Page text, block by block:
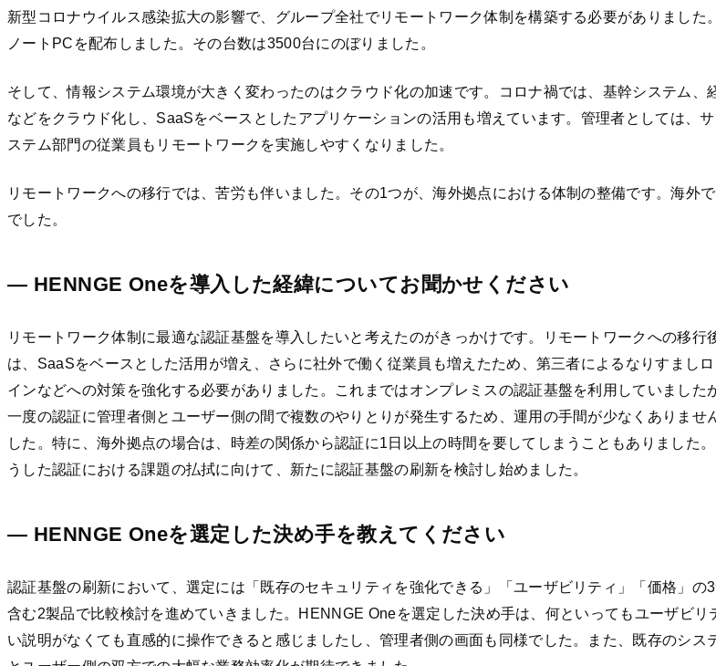
新型コロナウイルス感染拡大の影響で、グループ全社でリモートワーク体制を構築する必要がありまし
ノートPCを配布しました。その台数は3500台にのぼりました。
そして、情報システム環境が大きく変わったのはクラウド化の加速です。コロナ禍では、基幹システム
などをクラウド化し、SaaSをベースとしたアプリケーションの活用も増えています。管理者としては、
ステム部門の従業員もリモートワークを実施しやすくなりました。
リモートワークへの移行では、苦労も伴いました。その1つが、海外拠点における体制の整備です。海外
でした。
— HENNGE Oneを導入した経緯についてお聞かせください
リモートワーク体制に最適な認証基盤を導入したいと考えたのがきっかけです。リモートワークへの移行
は、SaaSをベースとした活用が増え、さらに社外で働く従業員も増えたため、第三者によるなりすまし
インなどへの対策を強化する必要がありました。これまではオンプレミスの認証基盤を利用していました
一度の認証に管理者側とユーザー側の間で複数のやりとりが発生するため、運用の手間が少なくありませ
した。特に、海外拠点の場合は、時差の関係から認証に1日以上の時間を要してしまうこともありました。
うした認証における課題の払拭に向けて、新たに認証基盤の刷新を検討し始めました。
— HENNGE Oneを選定した決め手を教えてください
認証基盤の刷新において、選定には「既存のセキュリティを強化できる」「ユーザビリティ」「価格」
含む2製品で比較検討を進めていきました。HENNGE Oneを選定した決め手は、何といってもユーザビ
い説明がなくても直感的に操作できると感じましたし、管理者側の画面も同様でした。また、既存のシ